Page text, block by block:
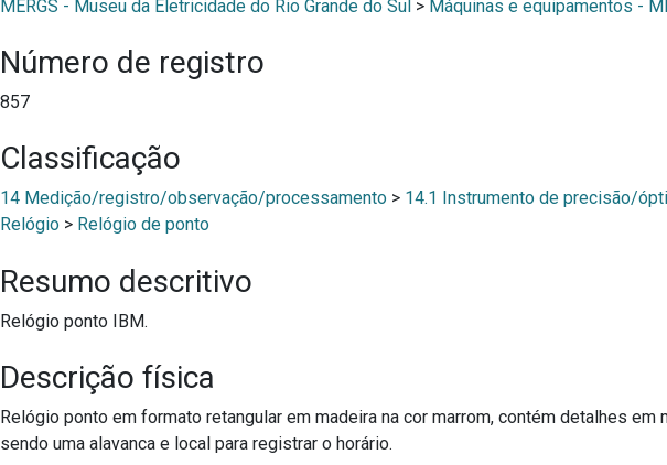
MERGS - Museu da Eletricidade do Rio Grande do Sul > Máquinas e equipamentos -
Número de registro
857
Classificação
14 Medição/registro/observação/processamento > 14.1 Instrumento de precisão/
Relógio > Relógio de ponto
Resumo descritivo
Relógio ponto IBM.
Descrição física
Relógio ponto em formato retangular em madeira na cor marrom, contém detalhes em
sendo uma alavanca e local para registrar o horário.